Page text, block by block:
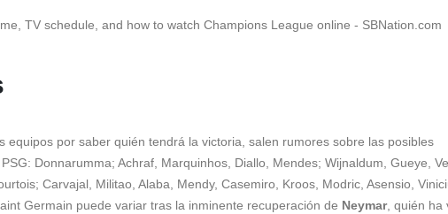
equipos por saber quién tendrá la victoria, salen rumores sobre las posibles
Donnarumma; Achraf, Marquinhos, Diallo, Mendes; Wijnaldum, Gueye,
Carvajal, Militao, Alaba, Mendy, Casemiro, Kroos, Modric, Asensio,
Germain puede variar tras la inminente recuperación de Neymar, quién ha